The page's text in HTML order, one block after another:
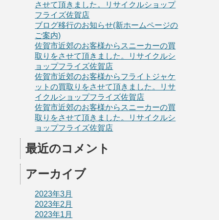
させて頂きました。リサイクルショップ
フライズ佐賀店
ブログ移行のお知らせ(新ホームページの
ご案内)
佐賀市近郊のお客様からスニーカーの買
取りをさせて頂きました。リサイクルシ
ョップフライズ佐賀店
佐賀市近郊のお客様からフライトジャケ
ットの買取りをさせて頂きました。リサ
イクルショップフライズ佐賀店
佐賀市近郊のお客様からスニーカーの買
取りをさせて頂きました。リサイクルシ
ョップフライズ佐賀店
最近のコメント
アーカイブ
2023年3月
2023年2月
2023年1月